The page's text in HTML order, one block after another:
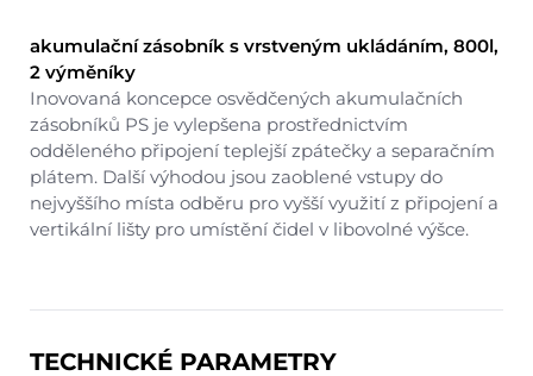
akumulační zásobník s vrstveným ukládáním, 800l,
2 výměníky
Inovovaná koncepce osvědčených akumulačních
zásobníků PS je vylepšena prostřednictvím
odděleného připojení teplejší zpátečky a separačním
plátem. Další výhodou jsou zaoblené vstupy do
nejvyššího místa odběru pro vyšší využití z připojení a
vertikální lišty pro umístění čidel v libovolné výšce.
TECHNICKÉ PARAMETRY